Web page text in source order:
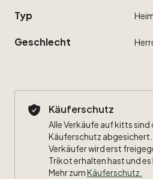
Typ
Geschlecht
Käuferschutz
Alle Verkäufe auf kitts sind
Käuferschutz abgesichert.
Verkäufer wird erst
Trikot erhalten hast und
Mehr zumKäuferschutz